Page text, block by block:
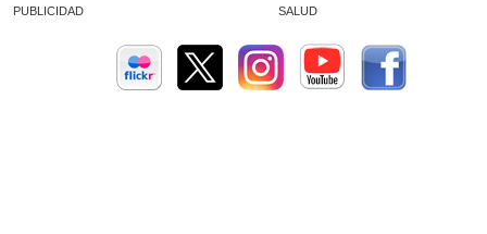
PUBLICIDAD SALUD